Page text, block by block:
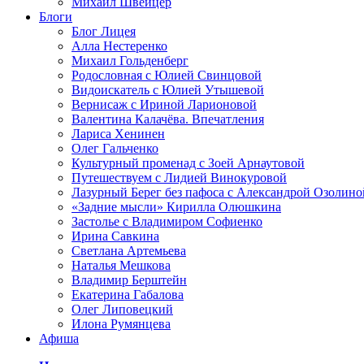
Блоги
Блог Лицея
Алла Нестеренко
Михаил Гольденберг
Родословная с Юлией Свинцовой
Видоискатель с Юлией Утышевой
Вернисаж с Ириной Ларионовой
Валентина Калачёва. Впечатления
Лариса Хенинен
Олег Гальченко
Культурный променад с Зоей Арнаутовой
Путешествуем с Лидией Винокуровой
Лазурный Берег без пафоса с Александрой
«Задние мысли» Кирилла Олюшкина
Застолье с Владимиром Софиенко
Ирина Савкина
Светлана Артемьева
Наталья Мешкова
Владимир Берштейн
Екатерина Габалова
Олег Липовецкий
Илона Румянцева
Афиша